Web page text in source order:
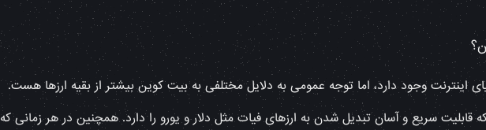
اینترنت وجود دارد، اما توجه عمومی به دلایل مختلفی به بیت کوین بیشتر از بقیه ارزها هست.
قابلیت سریع و آسان تبدیل شدن به ارزهای فیات مثل دلار و یورو را دارد. همچنین در هر زمانی که